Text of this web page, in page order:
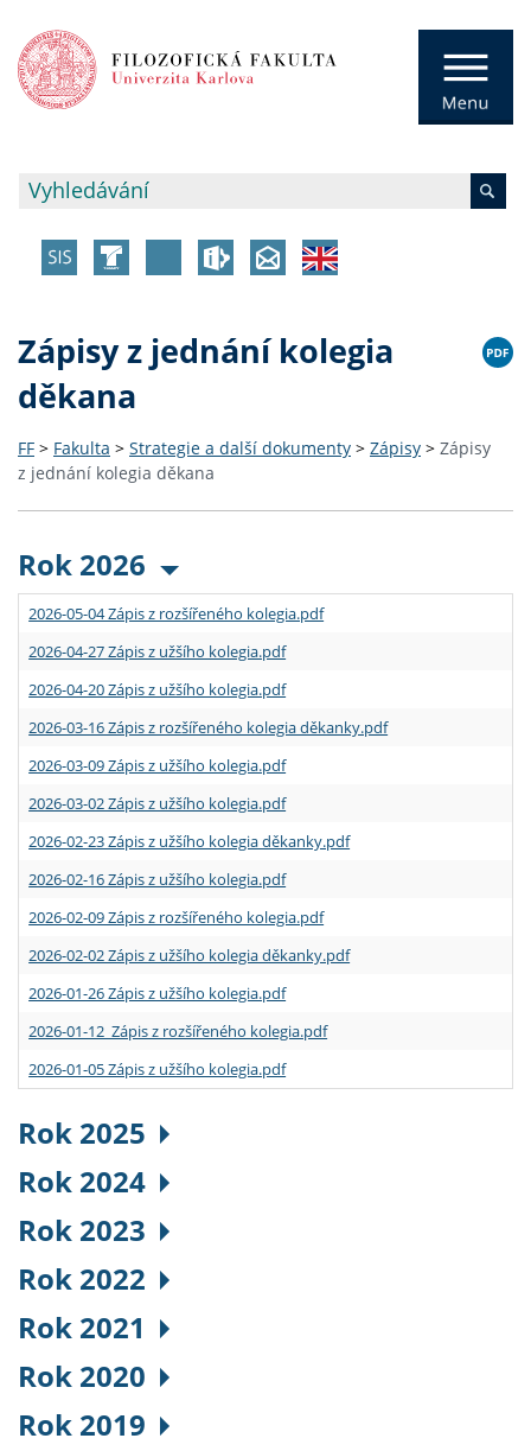
Zápisy z jednání kolegia
děkana
FF > Fakulta > Strategie a další dokumenty > Zápisy > Zápisy
z jednání kolegia děkana
Rok 2026
2026-05-04 Zápis z rozšířeného kolegia.pdf
2026-04-27 Zápis z užšího kolegia.pdf
2026-04-20 Zápis z užšího kolegia.pdf
2026-03-16 Zápis z rozšířeného kolegia děkanky.pdf
2026-03-09 Zápis z užšího kolegia.pdf
2026-03-02 Zápis z užšího kolegia.pdf
2026-02-23 Zápis z užšího kolegia děkanky.pdf
2026-02-16 Zápis z užšího kolegia.pdf
2026-02-09 Zápis z rozšířeného kolegia.pdf
2026-02-02 Zápis z užšího kolegia děkanky.pdf
2026-01-26 Zápis z užšího kolegia.pdf
2026-01-12 Zápis z rozšířeného kolegia.pdf
2026-01-05 Zápis z užšího kolegia.pdf
Rok 2025
Rok 2024
Rok 2023
Rok 2022
Rok 2021
Rok 2020
Rok 2019